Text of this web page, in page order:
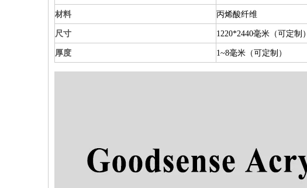
材料 丙烯酸纤维
尺寸 1220*2440毫米（可定制）
厚度 1~8毫米（可定制）